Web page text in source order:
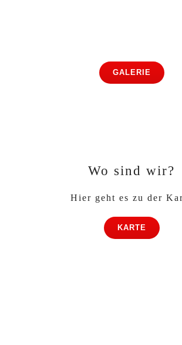
GALERIE
Wo sind wir?
Hier geht es zu der
KARTE